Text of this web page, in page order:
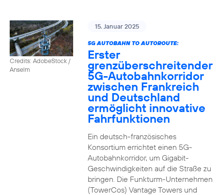
Credits: AdobeStock /
Anselm
15. Januar 2025
5G AUTOBAHN TO AUTOROUTE:
Erster
grenzüberschreitender
5G-Autobahnkorridor
zwischen Frankreich
und Deutschland
ermöglicht innovative
Fahrfunktionen
Ein deutsch-französisches
Konsortium errichtet einen 5G-
Autobahnkorridor, um Gigabit-
Geschwindigkeiten auf die Straße zu
bringen. Die Funkturm-Unternehmen
(TowerCos) Vantage Towers und